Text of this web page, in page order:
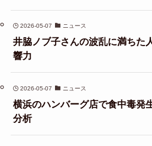
2026-05-07 ニュース
井脇ノブ子さんの波乱に満ちた
響力
2026-05-07 ニュース
横浜のハンバーグ店で食中毒発
分析